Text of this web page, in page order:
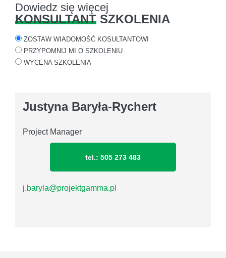
Dowiedz się więcej
KONSULTANT SZKOLENIA
ZOSTAW WIADOMOŚĆ KOSULTANTOWI
PRZYPOMNIJ MI O SZKOLENIU
WYCENA SZKOLENIA
Justyna Baryła-Rychert
Project Manager
tel.: 505 273 483
j.baryla@projektgamma.pl